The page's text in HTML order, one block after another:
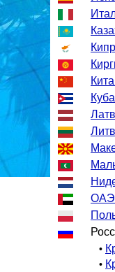
Кипр
Куба
ОАЭ
•
•